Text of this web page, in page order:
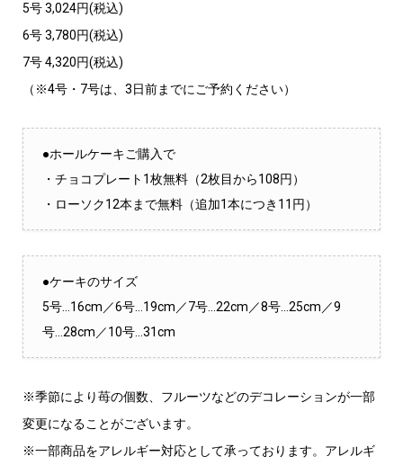
5号 3,024円(税込)
6号 3,780円(税込)
7号 4,320円(税込)
（※4号・7号は、3日前までにご予約ください）
●ホールケーキご購入で
・チョコプレート1枚無料（2枚目から108円）
・ローソク12本まで無料（追加1本につき11円）
●ケーキのサイズ
5号…16cm／6号…19cm／7号…22cm／8号…25cm／9
号…28cm／10号…31cm
※季節により苺の個数、フルーツなどのデコレーションが一部
変更になることがございます。
※一部商品をアレルギー対応として承っております。アレルギ